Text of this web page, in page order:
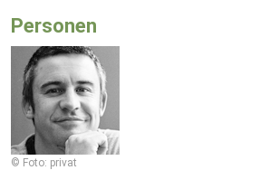
Personen
© Foto: privat